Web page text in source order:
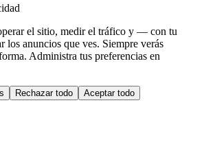
el sitio, medir el tráfico y — con tu
anuncios que ves. Siempre verás
Administra tus preferencias en
Rechazar todo Aceptar todo